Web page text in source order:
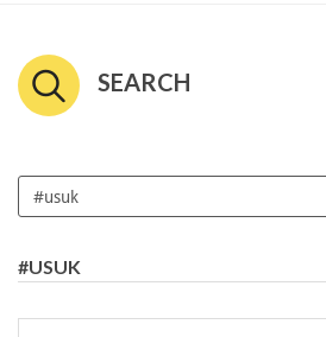
SEARCH
#USUK